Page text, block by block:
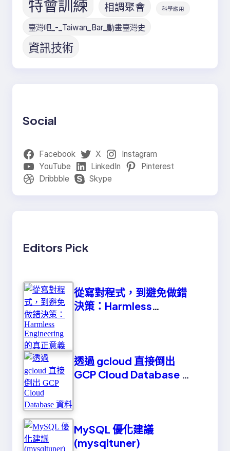
特會訓練 相調聚會 科學應用
臺灣吧_-_Taiwan_Bar_動畫臺灣史
資訊技術
Social
Facebook X
Instagram
YouTube
LinkedIn
Pinterest
Dribbble
Skype
Editors Pick
從寫對程式，到避免做錯
決策：Harmless
透過 gcloud 直接倒出
GCP Cloud Database 資
MySQL 優化建議
(mysqltuner)